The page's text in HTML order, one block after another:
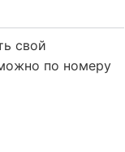
свой
по номеру